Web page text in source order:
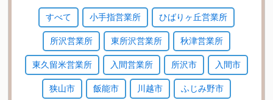
すべて 小手指営業所 ひばりヶ丘営業所
所沢営業所 東所沢営業所 秋津営業所
東久留米営業所 入間営業所 所沢市 入間市
狭山市 飯能市 川越市 ふじみ野市